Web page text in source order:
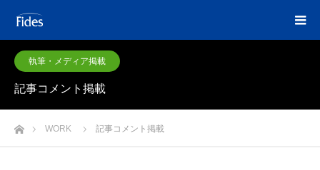
執筆・メディア掲載
記事コメント掲載
ホームWORK 記事コメント掲載